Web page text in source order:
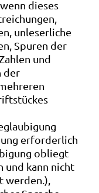
dieses
unleserliche
Spuren der
und
der
erforderlich
obliegt
und kann nicht
werden.),